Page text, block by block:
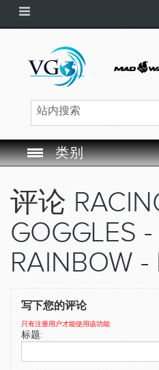
类别
SWIM CAP
SWIMMING EQUIPMENT
SWIMWEAR
评论
GOGGLES -
RAINBOW -
写下您的评论
只有注册用户才能使用该功能
标题: